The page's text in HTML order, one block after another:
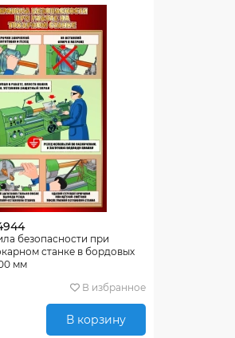
безопасности при
станке в бордовых
мм
В избранное
В корзину